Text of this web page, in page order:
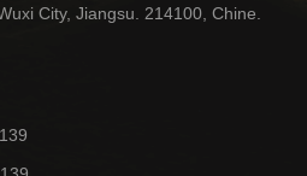
City, Jiangsu. 214100, Chine.